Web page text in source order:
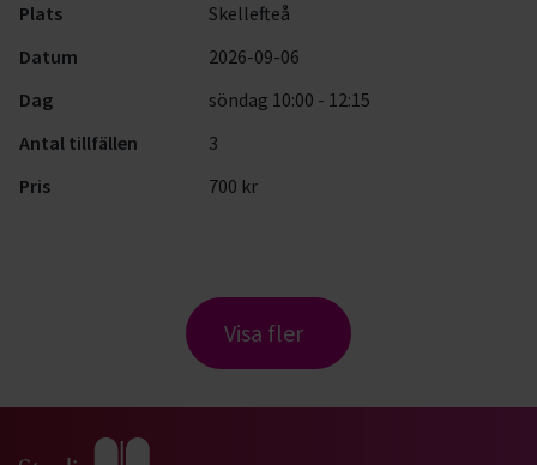
Plats
Skellefteå
Datum
2026-09-06
Dag
söndag 10:00 - 12:15
Antal tillfällen
3
Pris
700 kr
Visa fler
Gå till studiefrämjandets startsida